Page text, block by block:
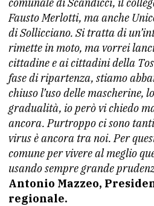
Fausto Merlotti, ma anche
di Sollicciano. Si tratta di
rimette in moto, ma vorrei
cittadine e ai cittadini della
fase di ripartenza, stiamo
chiuso l’uso delle mascherine,
gradualità, io però vi chiedo
ancora. Purtroppo ci sono
virus è ancora tra noi. Per
comune per vivere al meglio
usando sempre grande
Antonio Mazzeo,
regionale.